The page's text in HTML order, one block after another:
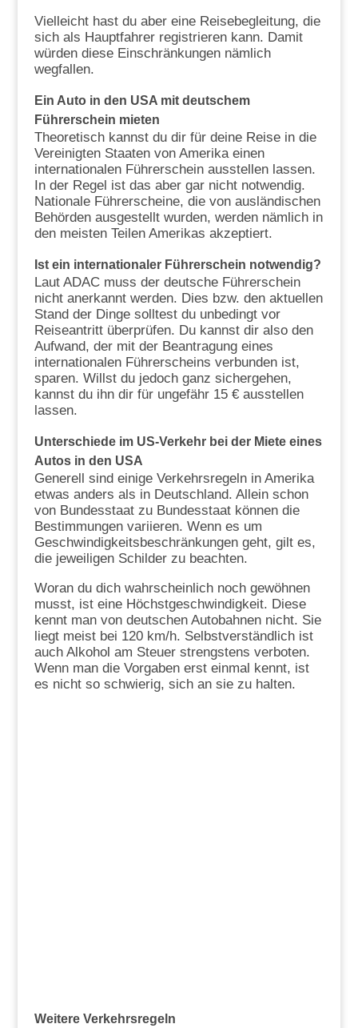
Vielleicht hast du aber eine Reisebegleitung, die
sich als Hauptfahrer registrieren kann. Damit
würden diese Einschränkungen nämlich
wegfallen.
Ein Auto in den USA mit deutschem
Führerschein mieten
Theoretisch kannst du dir für deine Reise in die
Vereinigten Staaten von Amerika einen
internationalen Führerschein ausstellen lassen.
In der Regel ist das aber gar nicht notwendig.
Nationale Führerscheine, die von ausländischen
Behörden ausgestellt wurden, werden nämlich in
den meisten Teilen Amerikas akzeptiert.
Ist ein internationaler Führerschein notwendig?
Laut ADAC muss der deutsche Führerschein
nicht anerkannt werden. Dies bzw. den aktuellen
Stand der Dinge solltest du unbedingt vor
Reiseantritt überprüfen. Du kannst dir also den
Aufwand, der mit der Beantragung eines
internationalen Führerscheins verbunden ist,
sparen. Willst du jedoch ganz sichergehen,
kannst du ihn dir für ungefähr 15 € ausstellen
lassen.
Unterschiede im US-Verkehr bei der Miete eines
Autos in den USA
Generell sind einige Verkehrsregeln in Amerika
etwas anders als in Deutschland. Allein schon
von Bundesstaat zu Bundesstaat können die
Bestimmungen variieren. Wenn es um
Geschwindigkeitsbeschränkungen geht, gilt es,
die jeweiligen Schilder zu beachten.
Woran du dich wahrscheinlich noch gewöhnen
musst, ist eine Höchstgeschwindigkeit. Diese
kennt man von deutschen Autobahnen nicht. Sie
liegt meist bei 120 km/h. Selbstverständlich ist
auch Alkohol am Steuer strengstens verboten.
Wenn man die Vorgaben erst einmal kennt, ist
es nicht so schwierig, sich an sie zu halten.
Weitere Verkehrsregeln